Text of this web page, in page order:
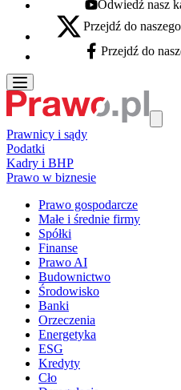
Youtube - otwiera się w
Odwiedź nasz
X - otwiera się w nowej karcie
Przejdź do
Facebook - otwiera się w
Przejdź do
Prawnicy i sądy
Podatki
Kadry i BHP
Prawo w biznesie
Prawo gospodarcze
Małe i średnie firmy
Spółki
Finanse
Prawo AI
Budownictwo
Środowisko
Banki
Orzeczenia
Energetyka
ESG
Kredyty
Cło